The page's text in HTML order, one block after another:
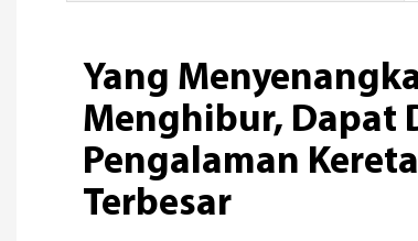
Yang
Menghibur, Dapat
Pengalaman
Terbesar